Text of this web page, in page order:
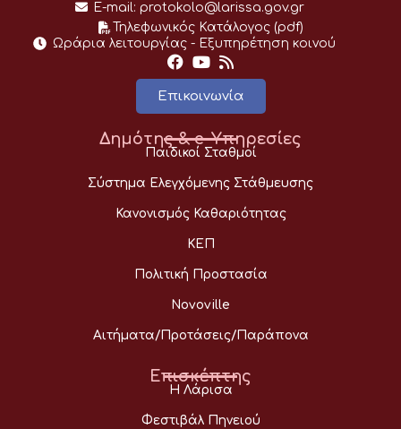
E-mail: protokolo@larissa.gov.gr
Τηλεφωνικός Κατάλογος (pdf)
Ωράρια λειτουργίας - Eξυπηρέτηση κοινού
Επικοινωνία
Δημότης & e-Υπηρεσίες
Παιδικοί Σταθμοί
Σύστημα Ελεγχόμενης Στάθμευσης
Κανονισμός Καθαριότητας
ΚΕΠ
Πολιτική Προστασία
Novoville
Αιτήματα/Προτάσεις/Παράπονα
Επισκέπτης
Η Λάρισα
Φεστιβάλ Πηνειού